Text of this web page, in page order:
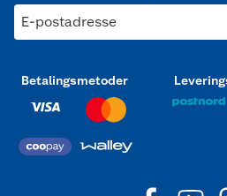
E-postadresse
Betalingsmetoder